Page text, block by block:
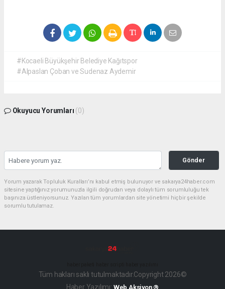
#Kocaeli Büyükşehir Belediye Kağıtspor
#Alpaslan Çoban ve Sudenaz Aydemir
Okuyucu Yorumları (0)
Gönder
Yorum yazarak Topluluk Kuralları’nı kabul etmiş bulunuyor ve sakarya24haber.com
sitesine yaptığınız yorumunuzla ilgili doğrudan veya dolaylı tüm sorumluluğu tek
başınıza üstleniyorsunuz. Yazılan tüm yorumlardan site yönetimi hiçbir şekilde
sorumlu tutulamaz.
Tüm hakları saklı tutulmaktadır.Copyright 2026©
Haber Yazılımı: Web Aksiyon ®